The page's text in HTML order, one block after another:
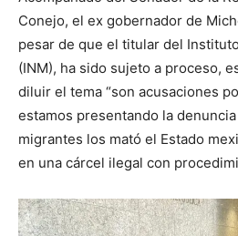
Conejo, el ex gobernador de
pesar de que el titular del
(INM), ha sido sujeto a proceso,
diluir el tema “son acusaciones
estamos presentando la
migrantes los mató el Estado
en una cárcel ilegal con